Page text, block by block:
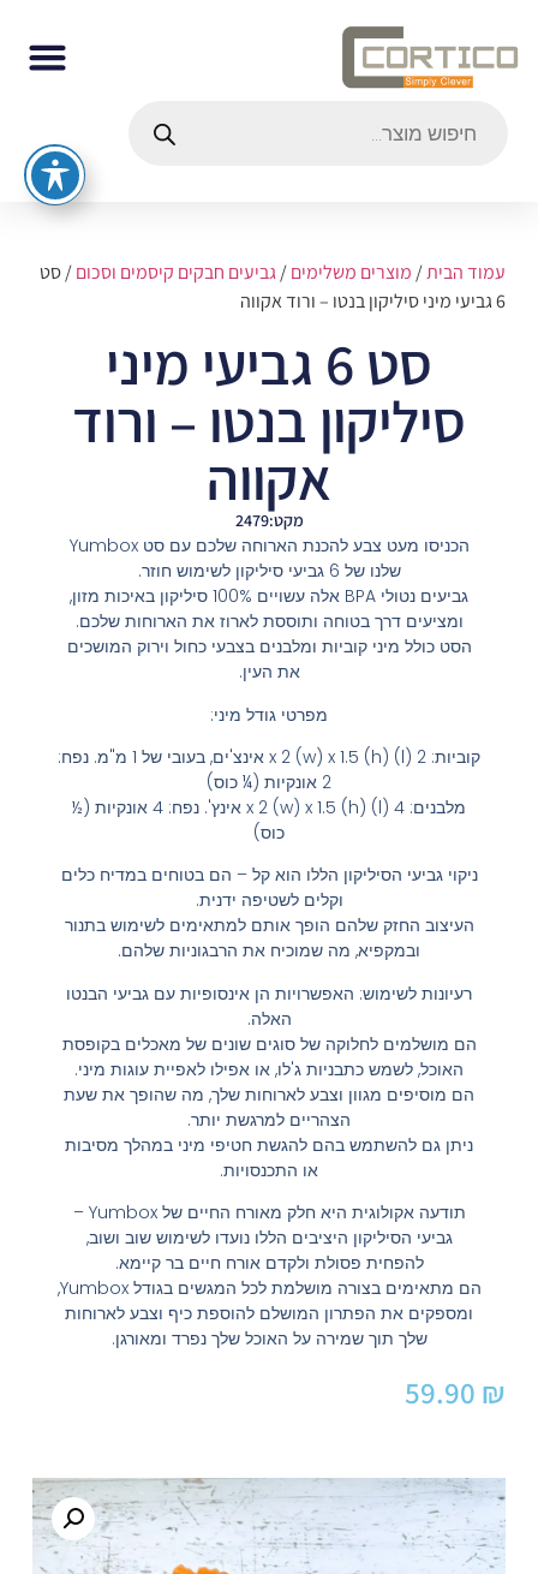
עמוד הבית/מוצרים משלימים/גביעים חבקים קיסמים וסכום/ סט
6 גביעי מיני סיליקון בנטו – ורוד אקווה
סט 6 גביעי מיני
סיליקון בנטו – ורוד
אקווה
מקט:2479
הכניסו מעט צבע להכנת הארוחה שלכם עם סט Yumbox
שלנו של 6 גביעי סיליקון לשימוש חוזר.
גביעים נטולי BPA אלה עשויים 100% סיליקון באיכות מזון,
ומציעים דרך בטוחה ותוססת לארוז את הארוחות שלכם.
הסט כולל מיני קוביות ומלבנים בצבעי כחול וירוק המושכים
את העין.
מפרטי גודל מיני:
קוביות: 2 (l) x 2 (w) x 1.5 (h) אינצ'ים, בעובי של 1 מ"מ. נפח:
2 אונקיות (¼ כוס)
מלבנים: 4 (l) x 2 (w) x 1.5 (h) אינץ'. נפח: 4 אונקיות (½
כוס)
ניקוי גביעי הסיליקון הללו הוא קל – הם בטוחים במדיח כלים
וקלים לשטיפה ידנית.
העיצוב החזק שלהם הופך אותם למתאימים לשימוש בתנור
ובמקפיא, מה שמוכיח את הרבגוניות שלהם.
רעיונות לשימוש: האפשרויות הן אינסופיות עם גביעי הבנטו
האלה.
הם מושלמים לחלוקה של סוגים שונים של מאכלים בקופסת
האוכל, לשמש כתבניות ג'לו, או אפילו לאפיית עוגות מיני.
הם מוסיפים מגוון וצבע לארוחות שלך, מה שהופך את שעת
הצהריים למרגשת יותר.
ניתן גם להשתמש בהם להגשת חטיפי מיני במהלך מסיבות
או התכנסויות.
תודעה אקולוגית היא חלק מאורח החיים של Yumbox –
גביעי הסיליקון היציבים הללו נועדו לשימוש שוב ושוב,
להפחית פסולת ולקדם אורח חיים בר קיימא.
הם מתאימים בצורה מושלמת לכל המגשים בגודל Yumbox,
ומספקים את הפתרון המושלם להוספת כיף וצבע לארוחות
שלך תוך שמירה על האוכל שלך נפרד ומאורגן.
59.90 ₪